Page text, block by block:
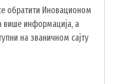
ОБАВЕШТЕЊА
УРБАНИЗАМ
обратити Иновационом
више информација, а
на званичном сајту